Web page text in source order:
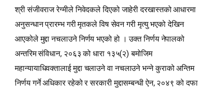
श्री संजीवराज रेग्मीले निवेदकले दिएको जाहेरी दरखास्तको आधारमा
अनुसन्धान प्रारम्भ गरी मृतकले विष सेवन गरी मृत्यु भएको देखिन
आएकोले मुद्दा नचलाउने निर्णय भएको हो । उक्त निर्णय नेपालको
अन्तरिम संविधान, २०६३ को धारा १३५(२) बमोजिम
महान्यायाधिवक्तालाई मुद्दा चलाउने वा नचलाउने भन्‍ने कुराको अन्तिम
निर्णय गर्ने अधिकार रहेको र सरकारी मुद्दासम्बन्धी ऐन, २०४९ को दफा